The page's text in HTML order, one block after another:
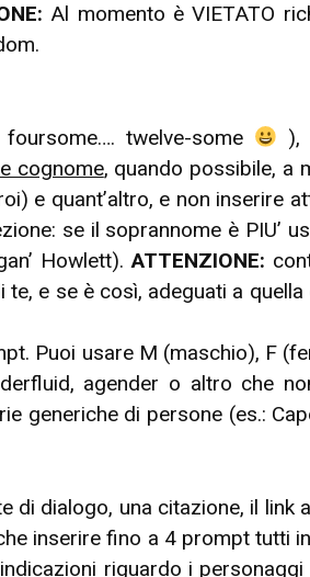
Al momento è VIETATO
twelve-some
),
cognome, quando possibile, a
e quant’altro, e non inserire
se il soprannome è PIU’
Howlett).ATTENZIONE:
e se è così, adeguati a quella
Puoi usare M (maschio), F
agender o altro che
generiche di persone (es.:
dialogo, una citazione, il link a
inserire fino a 4 prompt tutti
riguardo i